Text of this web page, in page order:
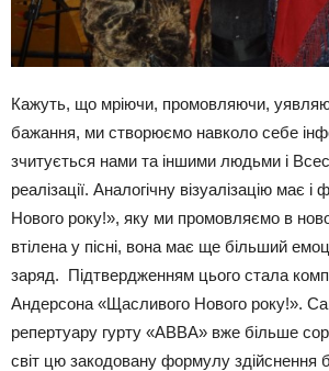
Кажуть, що мріючи, промовляючи,
бажання, ми створюємо навколо себе
зчитується нами та іншими людьми і
реалізації. Аналогічну візуалізацію має
Нового року!», яку ми промовляємо в
втілена у пісні, вона має ще більший
заряд. Підтвердженням цього стала
Андерсона «Щасливого Нового року!».
репертуару гурту «АВВА» вже більше
світ цю закодовану формулу здійснення